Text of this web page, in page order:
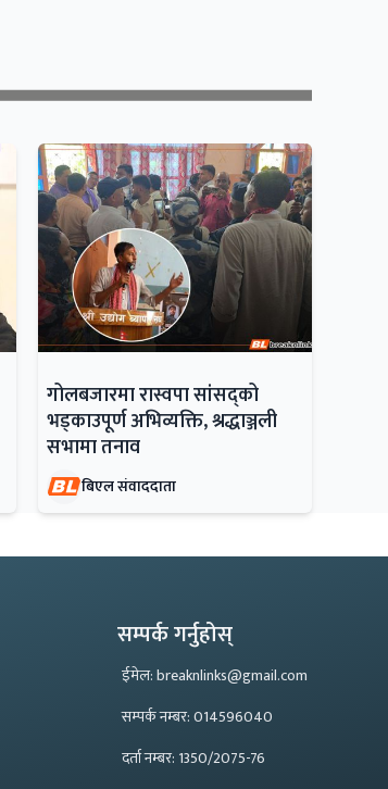
गोलबजारमा रास्वपा सांसद्को
भड्काउपूर्ण अभिव्यक्ति, श्रद्धाञ्जली
सभामा तनाव
बिएल संवाददाता
सम्पर्क गर्नुहोस्
ईमेल: breaknlinks@gmail.com
सम्पर्क नम्बर: 014596040
दर्ता नम्बर: 1350/2075-76